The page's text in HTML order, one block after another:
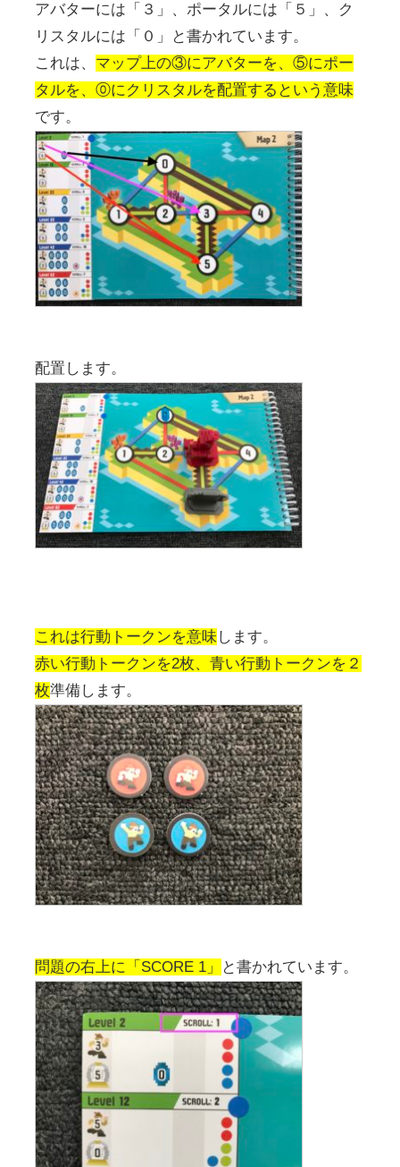
アバターには「３」、ポータルには「５」、ク
リスタルには「０」と書かれています。
これは、 マップ上の③にアバターを、⑤にポー
タルを、⓪にクリスタルを配置するという意味
です。
配置します。
これは行動トークンを意味 します。
赤い行動トークンを2枚、青い行動トークンを２
枚準備します。
問題の右上に「SCORE 1」 と書かれています。